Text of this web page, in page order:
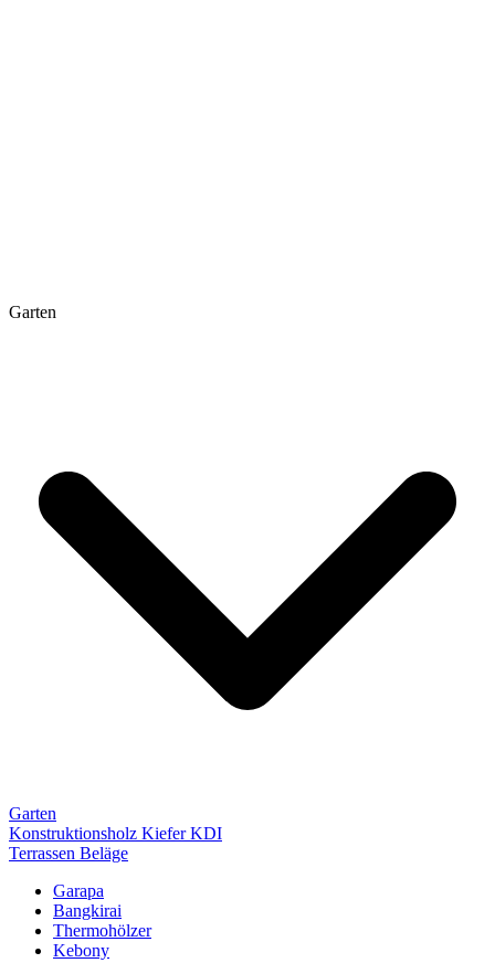
Garten
Garten
Konstruktionsholz Kiefer KDI
Terrassen Beläge
Garapa
Bangkirai
Thermohölzer
Kebony